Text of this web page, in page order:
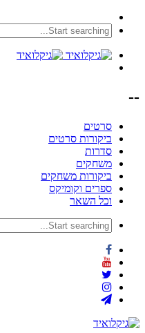
--
סרטים
ביקורות סרטים
סדרות
משחקים
ביקורות משחקים
ספרים וקומיקס
וכל השאר